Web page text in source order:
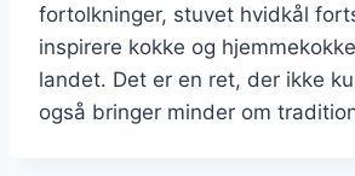
fortolkninger, stuvet hvidkål
inspirere kokke og
landet. Det er en ret, der ikke
også bringer minder om